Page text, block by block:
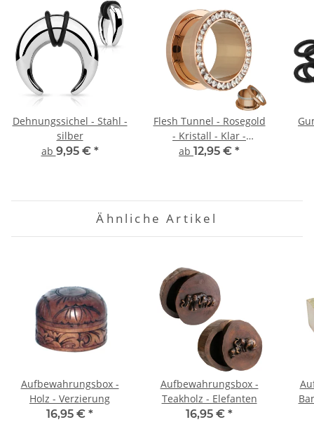
Dehnungssichel - Stahl -
silber
ab 9,95 € *
Flesh Tunnel - Rosegold
- Kristall - Klar -
Schutzschicht
ab 12,95 € *
Ähnliche Artikel
Aufbewahrungsbox -
Holz - Verzierung
16,95 € *
Aufbewahrungsbox -
Teakholz - Elefanten
16,95 € *